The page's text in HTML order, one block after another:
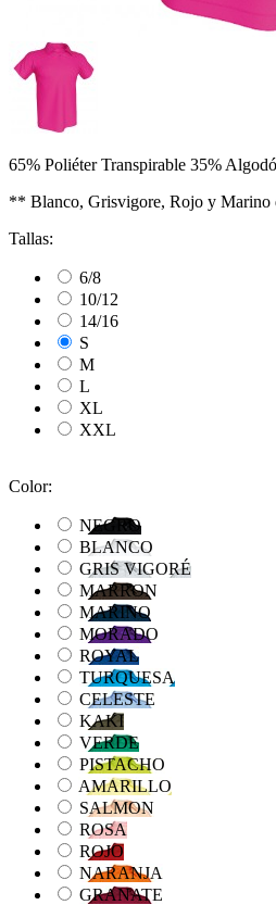
65% Poliéter Transpirable 35%
** Blanco, Grisvigore, Rojo y Marino
Tallas:
6/8
10/12
14/16
S
M
L
XL
XXL
Color:
NEGRO
BLANCO
GRIS VIGORÉ
MARRON
MARINO
MORADO
ROYAL
TURQUESA
CELESTE
KAKI
VERDE
PISTACHO
AMARILLO
SALMON
ROSA
ROJO
NARANJA
GRANATE